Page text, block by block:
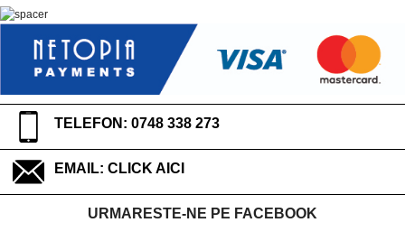
TELEFON: 0748 338 273
EMAIL: CLICK AICI
URMARESTE-NE PE FACEBOOK